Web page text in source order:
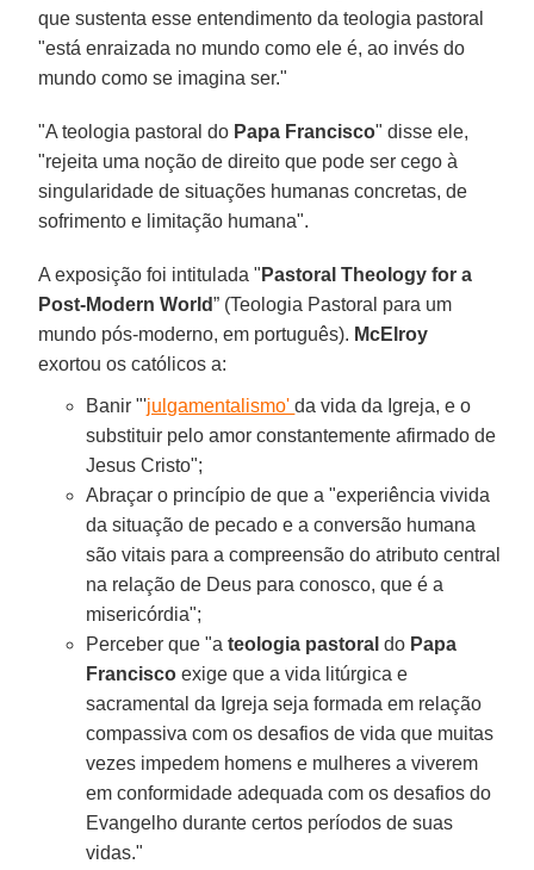
que sustenta esse entendimento da teologia pastoral
"está enraizada no mundo como ele é, ao invés do
mundo como se imagina ser."
"A teologia pastoral do Papa Francisco" disse ele,
"rejeita uma noção de direito que pode ser cego à
singularidade de situações humanas concretas, de
sofrimento e limitação humana".
A exposição foi intitulada " Pastoral Theology for a
Post-Modern World” (Teologia Pastoral para um
mundo pós-moderno, em português). McElroy
exortou os católicos a:
Banir "'julgamentalismo'da vida da Igreja, e o
substituir pelo amor constantemente afirmado de
Jesus Cristo";
Abraçar o princípio de que a "experiência vivida
da situação de pecado e a conversão humana
são vitais para a compreensão do atributo central
na relação de Deus para conosco, que é a
misericórdia";
Perceber que "ateologia pastoral do Papa
Francisco exige que a vida litúrgica e
sacramental da Igreja seja formada em relação
compassiva com os desafios de vida que muitas
vezes impedem homens e mulheres a viverem
em conformidade adequada com os desafios do
Evangelho durante certos períodos de suas
vidas."